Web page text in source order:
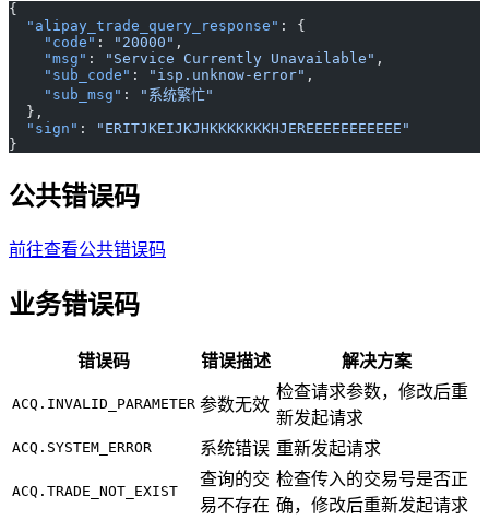
{
  "alipay_trade_query_response"
: {
    "code"
: "20000" ,
    "msg"
: "Service Currently Unavailable" ,
    "sub_code"
: "isp.unknow-error" ,
    "sub_msg"
:
"系统繁忙"
  },
  "sign"
:
"ERITJKEIJKJHKKKKKKKHJEREEEEEEEEEEE"
}
公共错误码
前往查看公共错误码
业务错误码
错误码 错误描述 解决方案
ACQ.INVALID_PARAMETER 参数无效
检查请求参数，修改后重
新发起请求
ACQ.SYSTEM_ERROR 系统错误 重新发起请求
ACQ.TRADE_NOT_EXIST
查询的交
易不存在
检查传入的交易号是否正
确，修改后重新发起请求